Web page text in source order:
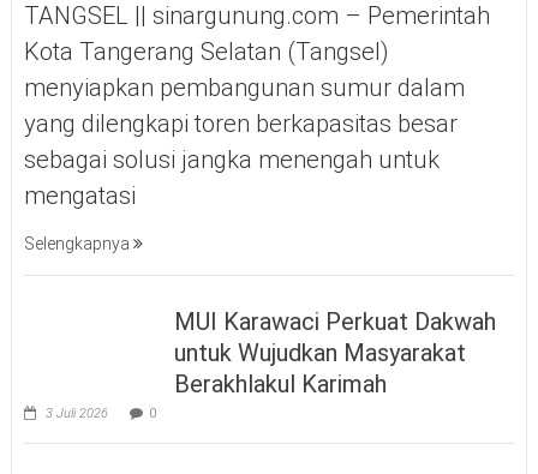
TANGSEL || sinargunung.com – Pemerintah
Kota Tangerang Selatan (Tangsel)
menyiapkan pembangunan sumur dalam
yang dilengkapi toren berkapasitas besar
sebagai solusi jangka menengah untuk
mengatasi
Selengkapnya
MUI Karawaci Perkuat Dakwah
untuk Wujudkan Masyarakat
Berakhlakul Karimah
3 Juli 2026 0